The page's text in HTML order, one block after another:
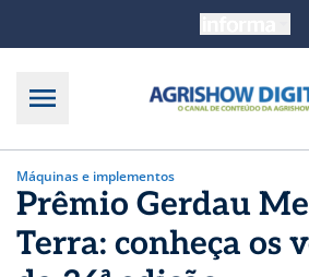
Máquinas e implementos
Prêmio Gerdau
Terra: conheça os